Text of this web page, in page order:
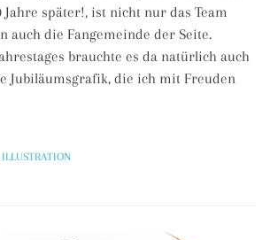
Jahre später!, ist nicht nur das Team
auch die Fangemeinde der Seite.
brauchte es da natürlich auch
Jubiläumsgrafik, die ich mit Freuden
ILLUSTRATION